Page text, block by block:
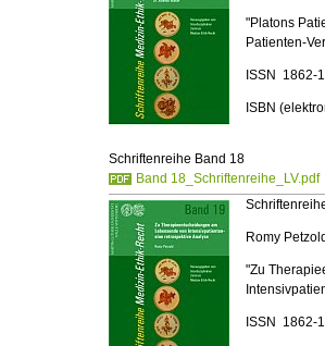
"Platons
Patienten-
ISSN 1862-
ISBN
Schriftenreihe Band 18
Band 18_Schriftenreihe_LV.pdf
Romy
"Zu
ISSN 1862-